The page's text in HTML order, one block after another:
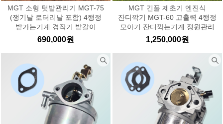
MGT 소형 텃밭관리기 MGT-75
(쟁기날 로터리날 포함) 4행정
밭가는기계 경작기 밭갈이
690,000원
MGT 긴풀 제초기 엔진식
잔디깍기 MGT-60 고출력 4행정
모아기 잔디깍는기계 정원관리
1,250,000원